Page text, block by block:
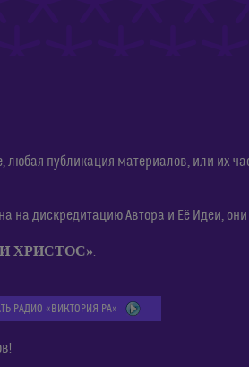
публикация материалов, или их
на дискредитацию Автора и Её Идеи,
ХРИСТОС».
РАДИО «ВИКТОРИЯ РА»